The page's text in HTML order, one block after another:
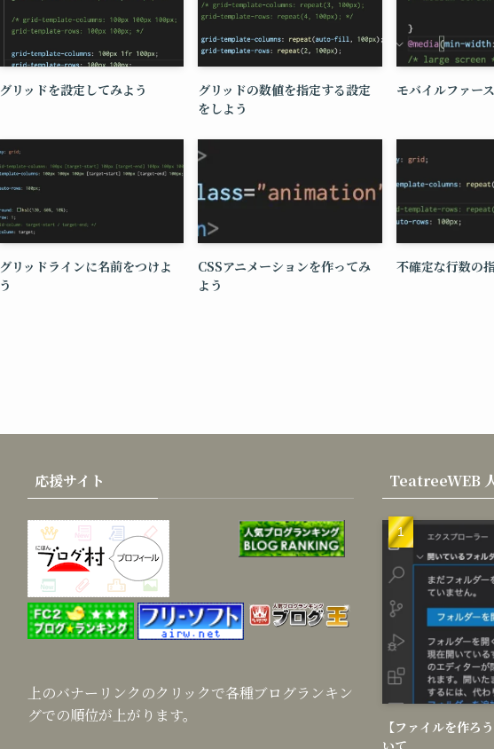
グリッドを設定してみよう
グリッドの数値を指定する設定
をしよう
モバイルファー
グリッドラインに名前をつけよ
う
CSSアニメーションを作ってみ
よう
不確定な行数の
応援サイト
上のバナーリンクのクリックで各種ブログランキン
グでの順位が上がります。
TeatreeWEB
【ファイルを作ろ
いて